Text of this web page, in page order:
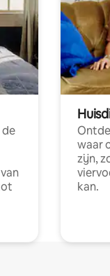
de
waar
zijn,
kan.